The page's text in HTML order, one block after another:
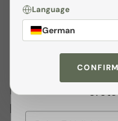
ALLGEMEINES
Was sind die
ich meine
habe?
Melden
Newsletter
exklusiven
Tipps. Als
schenken wir
E-Mail
Language
German